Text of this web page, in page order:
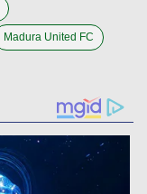
Madura United FC